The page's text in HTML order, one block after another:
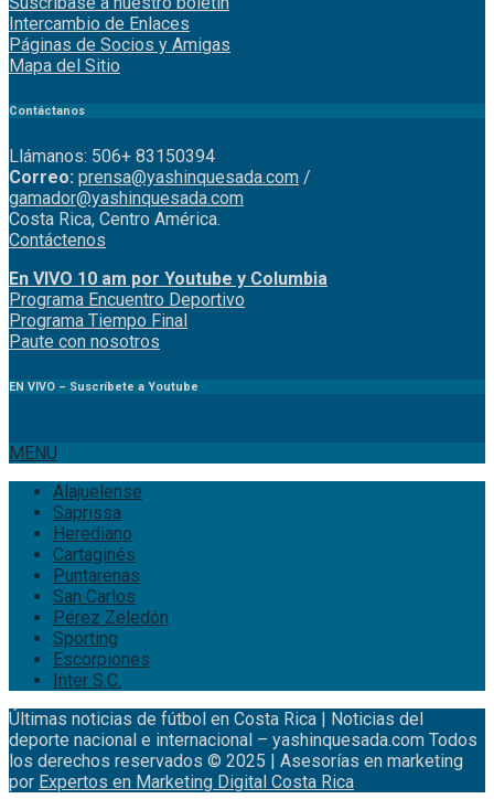
Intercambio de Enlaces
Páginas de Socios y Amigas
Mapa del Sitio
Contáctanos
Llámanos: 506+ 83150394
Correo: prensa@yashinquesada.com /
gamador@yashinquesada.com
Costa Rica, Centro América.
Contáctenos
En VIVO 10 am por Youtube y Columbia
Programa Encuentro Deportivo
Programa Tiempo Final
Paute con nosotros
EN VIVO – Suscríbete a Youtube
MENU
Alajuelense
Saprissa
Herediano
Cartaginés
Puntarenas
San Carlos
Pérez Zeledón
Sporting
Escorpiones
Inter S.C.
Últimas noticias de fútbol en Costa Rica | Noticias del
deporte nacional e internacional – yashinquesada.com Todos
los derechos reservados © 2025 | Asesorías en marketing
por Expertos en Marketing Digital Costa Rica